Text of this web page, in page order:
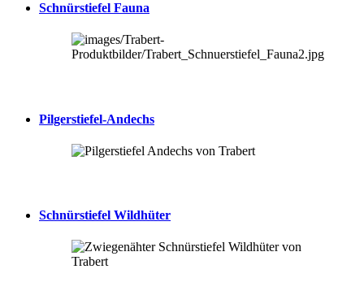
Schnürstiefel Fauna
Pilgerstiefel-Andechs
Schnürstiefel Wildhüter